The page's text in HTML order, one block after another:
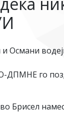
Османи
ДПМНЕ го
Брисел